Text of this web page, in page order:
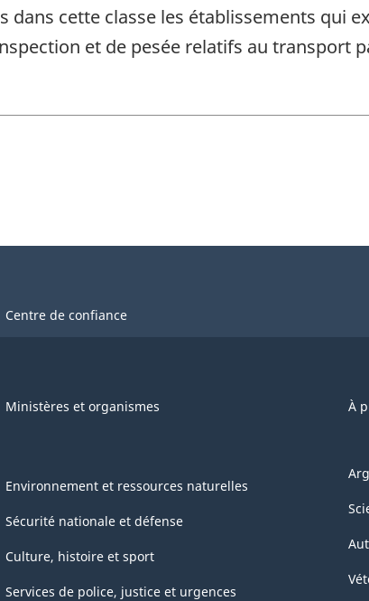
cette classe les établissements qui
et de pesée relatifs au transport
Centre de confiance
Ministères et organismes À
Environnement et ressources naturelles
Sécurité nationale et défense
Culture, histoire et sport
Services de police, justice et urgences